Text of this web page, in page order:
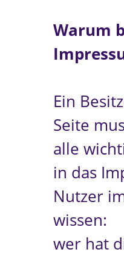
Warum
Ein
Seite
alle
in das
Nutzer
wissen:
wer hat